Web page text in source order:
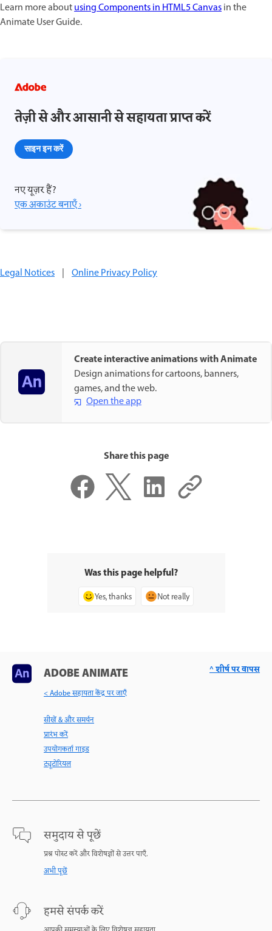
Learn more aboutusing Components in HTML5 Canvasin the
Animate User Guide.
तेज़ी से और आसानी से सहायता प्राप्त करें
साइन इन करें
नए यूज़र हैं?
एक अकाउंट बनाएँ ›
Legal Notices | Online Privacy Policy
Create interactive animations with Animate
Design animations for cartoons, banners,
games, and the web.
Open the app
Share this page
Was this page helpful?
Yes, thanks Not really
ADOBE ANIMATE
< Adobe सहायता केंद्र पर जाएँ
सीखें & और समर्थन
प्रारंभ करें
उपयोगकर्ता गाइड
ट्यूटोरियल
समुदाय से पूछें
प्रश्न पोस्ट करें और विशेषज्ञों से उत्तर पाएँ.
अभी पूछें
हमसे संपर्क करें
^ शीर्ष पर वापस